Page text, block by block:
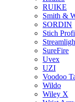
RUIKE
Smith &
SORDIN
Stich Profi
SureFire
Uvex
UZI
Voodoo
Wildo
Wiley X